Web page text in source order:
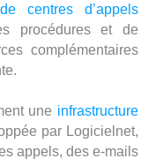
centres d’appels
procédures et de
complémentaires
une infrastructure
par Logicielnet,
appels, des e-mails